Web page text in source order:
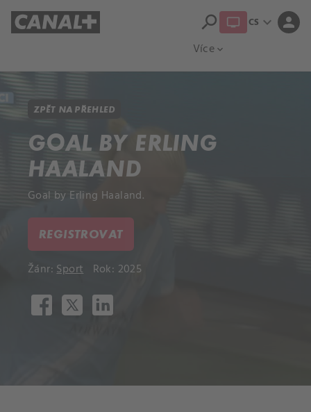
Více expand_more
search CS expand_more person
ZPĚT NA PŘEHLED
GOAL BY ERLING
HAALAND
Goal by Erling Haaland.
REGISTROVAT
Žánr:Sport Rok: 2025